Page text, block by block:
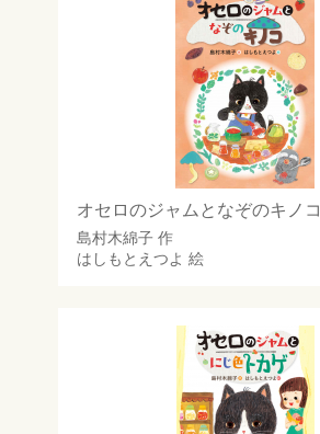
オセロのジャムとなぞのキノコ
島村木綿子作
はしもとえつよ 絵